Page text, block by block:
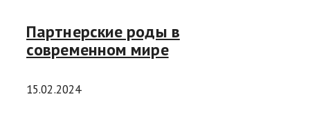
Партнерские роды в
современном мире
15.02.2024